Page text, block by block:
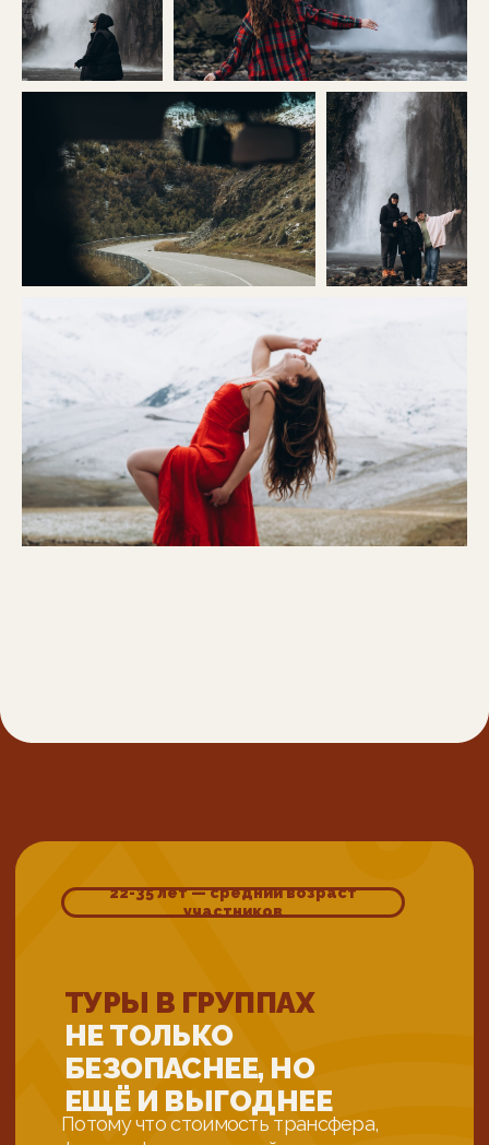
свободными днями
Грамотно собрать вещи для
путешествия с нами можете по нашему
удобному чек-листу
ПОЛУЧИТЬ ЧЕК-ЛИСТ
ПОДОБРАТЬ ТУР
НАША КОМАНДА ПРОВЕЛА